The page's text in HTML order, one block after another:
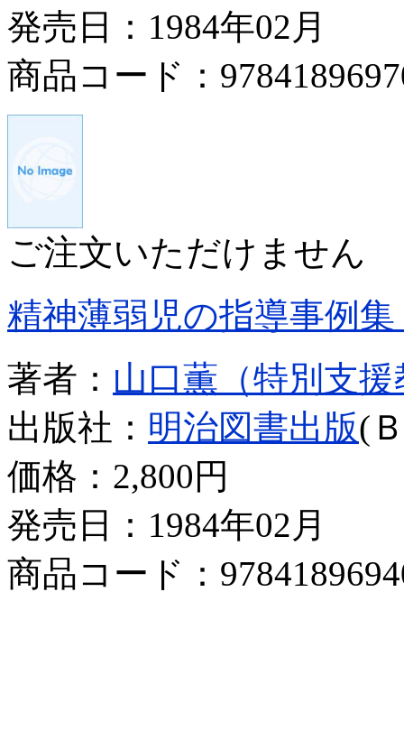
発売日：1984年02月
商品コード：
ご注文いただけません
精神薄弱児の指導事例
著者： 山口薫（特別支
出版社： 明治図書出版(
価格： 2,800円
発売日：1984年02月
商品コード：